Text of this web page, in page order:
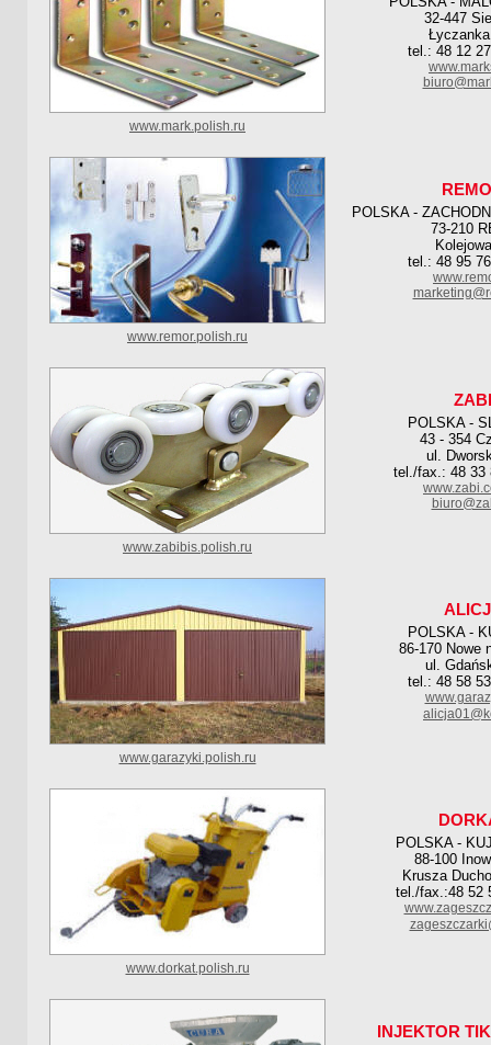
32-447
tel.: 48 12
www.mark.polish.ru
POLSKA -
73-210
tel.: 48 95
www.remor.polish.ru
ZABI
POLSKA -
43 - 354
ul.
tel./fax.: 48 33
www.zabibis.polish.ru
POLSKA -
86-170 Nowe
ul.
tel.: 48 58
www.garazyki.polish.ru
POLSKA -
88-100
Krusza
tel./fax.:48 52
www.dorkat.polish.ru
INJEKTOR